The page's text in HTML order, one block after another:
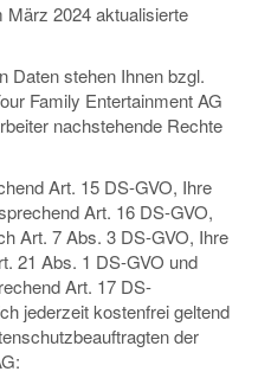
März 2024 aktualisierte
Daten stehen Ihnen bzgl.
Family Entertainment AG
nachstehende Rechte
Art. 15 DS-GVO, Ihre
Art. 16 DS-GVO,
Art. 7 Abs. 3 DS-GVO, Ihre
21 Abs. 1 DS-GVO und
Art. 17 DS-
jederzeit kostenfrei geltend
der